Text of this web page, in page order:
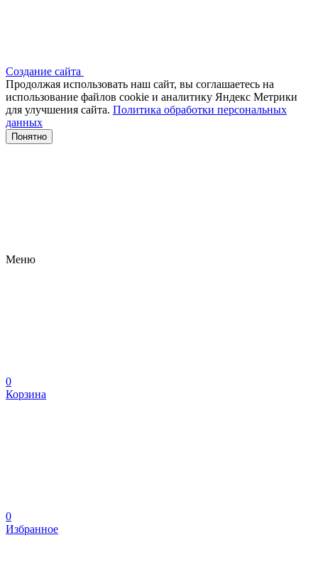
Создание сайта
Продолжая использовать наш сайт, вы соглашаетесь на
использование файлов сооkіе и аналитику Яндекс Метрики
для улучшения сайта. Политика обработки персональных
данных
Понятно
Меню
0
Корзина
0
Избранное